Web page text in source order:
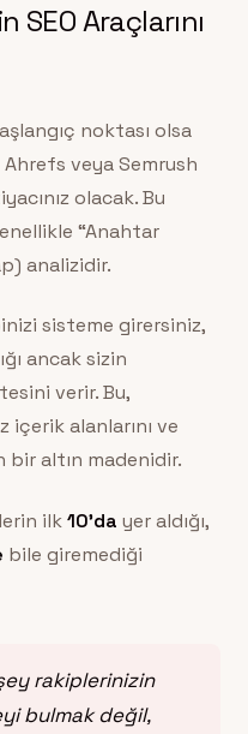
SEO Araçlarını
noktası olsa
veya Semrush
olacak. Bu
“Anahtar
analizidir.
sisteme girersiniz,
ancak sizin
verir. Bu,
içerik alanlarını ve
bir altın madenidir.
ilk10’da yer aldığı,
bile giremediği
rakiplerinizin
bulmak değil,